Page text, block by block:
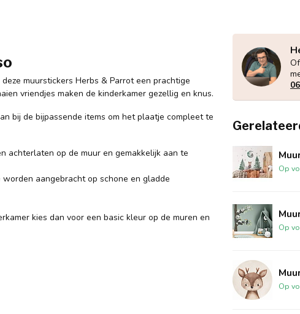
muurstickers Herbs & Parrot een prachtige
vriendjes maken de kinderkamer gezellig en knus.
bij de bijpassende items om het plaatje compleet te
achterlaten op de muur en gemakkelijk aan te
aangebracht op schone en gladde
kies dan voor een basic kleur op de muren en
Op
Op
Op